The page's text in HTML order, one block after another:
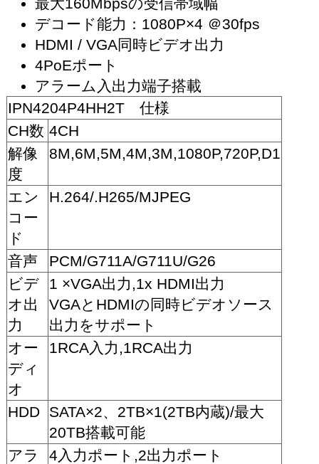
デコード能力：1080P×4 ＠30fps
HDMI / VGA同時ビデオ出力
4PoEポート
アラーム入出力端子搭載
IPN4204P4HH2T 仕様
CH数 4CH
解像
度
8M,6M,5M,4M,3M,1080P,720P,D1
エン
コー
ド
H.264/.H265/MJPEG
音声
PCM/G711A/G711U/G26
ビデ
オ出
力
1 ×VGA出力,1x HDMI出力
VGAとHDMIの同時ビデオソース
出力をサポート
オー
ディ
オ
1RCA入力,1RCA出力
HDD
SATA×2、2TB×1(2TB内蔵)/最大
20TB搭載可能
アラ
4入力ポート,2出力ポート